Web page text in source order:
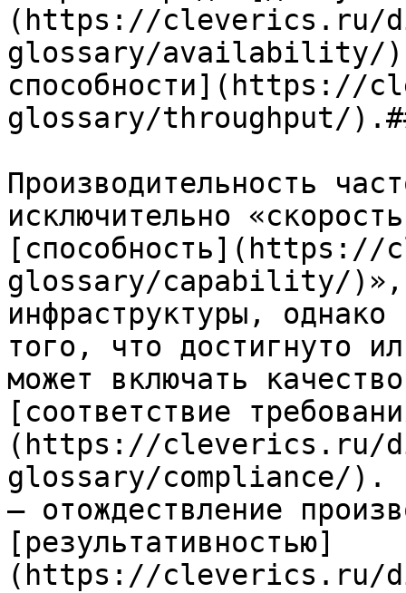
(https://cleverics.ru/
glossary/availability/)
glossary/throughput/
Производительность
исключительно
glossary/capability/)»,
инфраструктуры,
того, что достигнуто
может включать
[соответствие
(https://cleverics.ru/
glossary/compliance/).
— отождествление
[результативностью]
(https://cleverics.ru/